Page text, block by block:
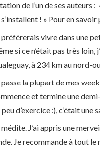
de l’un de ses auteurs
s’installent ! » Pour en savoir
préférerais vivre dans une
si ce n’était pas très
à 234 km au nord-
passe la plupart de mes
et termine une
peu d’exercice :), c’était une
médite. J’ai appris une
Je recommande à tout le